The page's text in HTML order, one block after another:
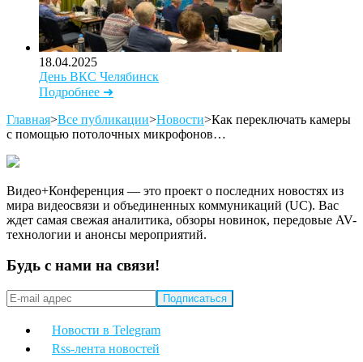
18.04.2025
День ВКС Челябинск
Подробнее ➜
Главная>Все публикации>Новости>Как переключать камеры
с помощью потолочных микрофонов…
Видео+Конференция — это проект о последних новостях из
мира видеосвязи и объединенных коммуникаций (UC). Вас
ждет самая свежая аналитика, обзоры новинок, передовые AV-
технологии и анонсы мероприятий.
Будь с нами на связи!
Новости в Telegram
Rss-лента новостей